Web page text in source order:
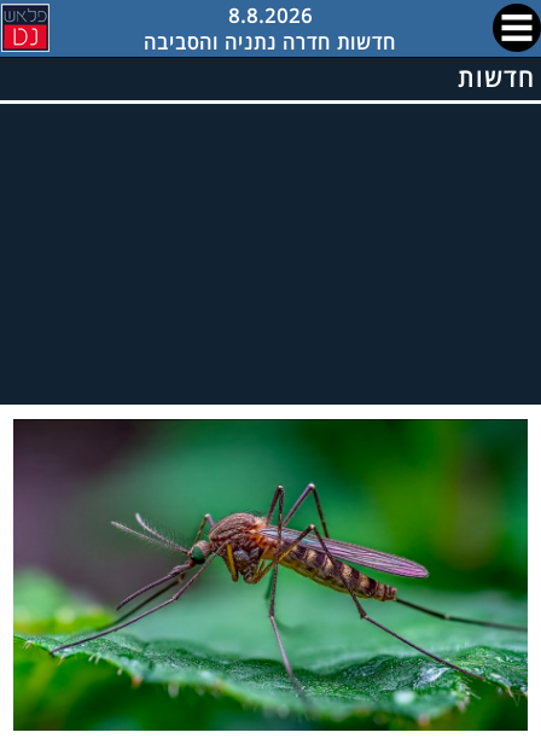
8.8.2026
חדשות חדרה נתניה והסביבה
חדשות